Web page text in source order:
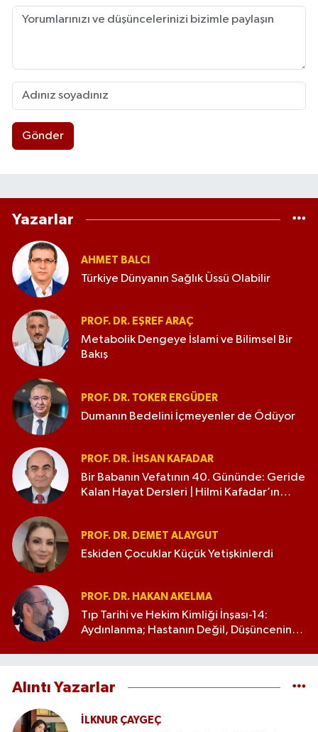
Gönder
Yazarlar
AHMET BALCI
Türkiye Dünyanın Sağlık Üssü Olabilir
PROF. DR. EŞREF ARAÇ
Metabolik Dengeye İslami ve Bilimsel Bir
Bakış
PROF. DR. TOKER ERGÜDER
Dumanın Bedelini İçmeyenler de Ödüyor
PROF. DR. İHSAN KAFADAR
Bir Babanın Vefatının 40. Gününde: Geride
Kalan Hayat Dersleri | Hilmi Kafadar’ın
PROF. DR. DEMET ALAYGUT
Eskiden Çocuklar Küçük Yetişkinlerdi
PROF. DR. HAKAN AKELMA
Tıp Tarihi ve Hekim Kimliği İnşası-14:
Aydınlanma; Hastanın Değil, Düşüncenin
Alıntı Yazarlar
İLKNUR ÇAYGEÇ